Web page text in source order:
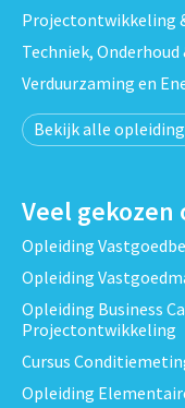
Projectontwikkeling
Techniek,
Verduurzaming en
Bekijk alle
Veel
Opleiding
Opleiding
Opleiding Business
Projectontwikkeling
Cursus
Opleiding